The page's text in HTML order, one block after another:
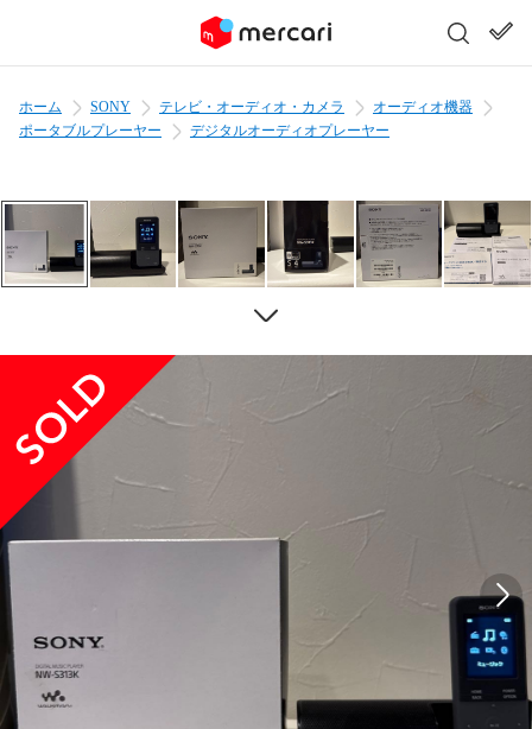
ホーム SONY テレビ・オーディオ・カメラ
オーディオ機器
ポータブルプレーヤー
デジタルオーディオプレーヤー